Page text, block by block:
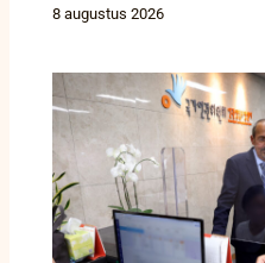
8 augustus 2026